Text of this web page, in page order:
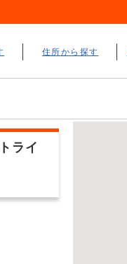
住所から探す
ライ